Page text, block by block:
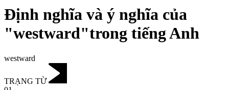
Định nghĩa và ý nghĩa của
"westward"trong tiếng Anh
westward
TRẠNG TỪ